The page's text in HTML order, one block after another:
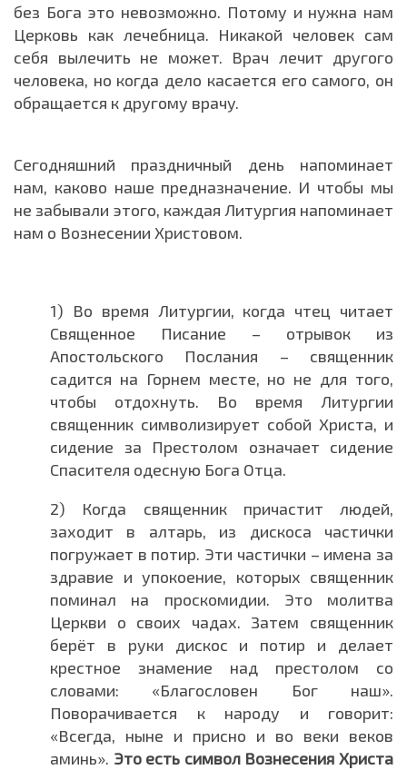
без Бога это невозможно. Потому и нужна нам
Церковь как лечебница. Никакой человек сам
себя вылечить не может. Врач лечит другого
человека, но когда дело касается его самого, он
обращается к другому врачу.
Сегодняшний праздничный день напоминает
нам, каково наше предназначение. И чтобы мы
не забывали этого, каждая Литургия напоминает
нам о Вознесении Христовом.
1) Во время Литургии, когда чтец читает
Священное Писание – отрывок из
Апостольского Послания – священник
садится на Горнем месте, но не для того,
чтобы отдохнуть. Во время Литургии
священник символизирует собой Христа, и
сидение за Престолом означает сидение
Спасителя одесную Бога Отца.
2) Когда священник причастит людей,
заходит в алтарь, из дискоса частички
погружает в потир. Эти частички – имена за
здравие и упокоение, которых священник
поминал на проскомидии. Это молитва
Церкви о своих чадах. Затем священник
берёт в руки дискос и потир и делает
крестное знамение над престолом со
словами: «Благословен Бог наш».
Поворачивается к народу и говорит:
«Всегда, ныне и присно и во веки веков
аминь». Это есть символ Вознесения Христа